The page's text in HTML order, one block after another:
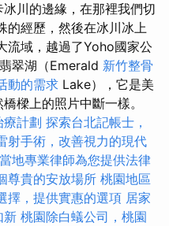
川的邊緣，在那裡我們切
的經歷，然後在冰川冰上
流域，越過了Yoho國家公
翠湖（Emerald 新竹整骨
動的需求 Lake），它是美
樑上的照片中斷一樣。
計劃 探索台北記帳士，
射手術，改善視力的現代
地專業律師為您提供法律
尊貴的安放場所 桃園地區
擇，提供實惠的選項 居家
新 桃園除白蟻公司，桃園